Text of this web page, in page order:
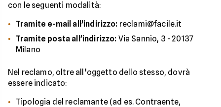
con le seguenti modalità:
Tramite e-mail all’indirizzo: reclami@facile.it
Tramite posta all'indirizzo: Via Sannio, 3 - 20137
Milano
Nel reclamo, oltre all’oggetto dello stesso, dovrà
essere indicato:
Tipologia del reclamante (ad es. Contraente,